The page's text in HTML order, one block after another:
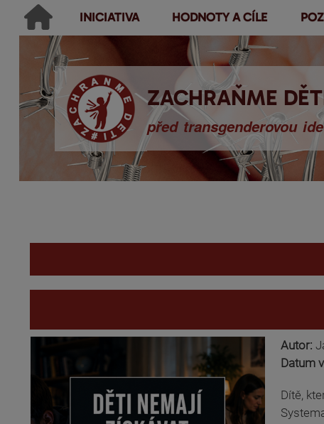
ZACHRAŇME
před transgenderovou
Ikonky sociálních sítí
Vyhledávání
Hledat
Main menu
INICIATIVA HODNOTY A CÍLE
Autor:
Datum
Dítě,